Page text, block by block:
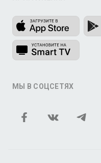
МЫ В СОЦСЕТЯХ